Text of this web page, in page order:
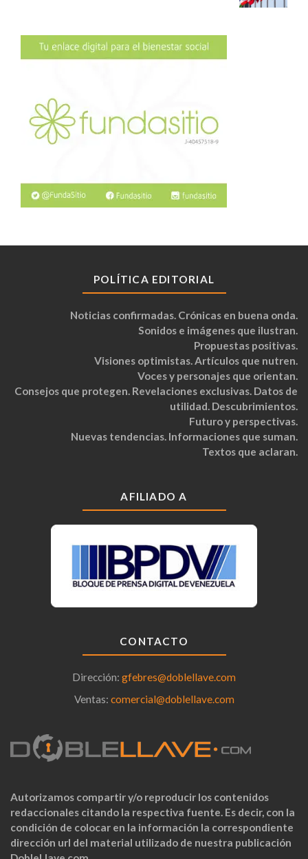
POLÍTICA EDITORIAL
Noticias confirmadas. Crónicas en buena onda.
Sonidos e imágenes que ilustran.
Propuestas positivas.
Visiones optimistas. Artículos que nutren.
Voces y personajes que orientan.
Consejos que protegen. Revelaciones exclusivas. Datos de
utilidad. Descubrimientos.
Futuro y perspectivas.
Nuevas tendencias. Informaciones que suman.
Textos que aclaran.
AFILIADO A
CONTACTO
Dirección: gfebres@doblellave.com
Ventas: comercial@doblellave.com
Autorizamos compartir y/o reproducir los contenidos
redaccionales citando la respectiva fuente. Es decir, con la
condición de colocar en la información la correspondiente
dirección url del material utilizado de nuestra publicación